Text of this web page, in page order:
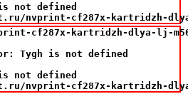
not defined
nvprint-cf287x-kartridzh-
kartridzh-dlya-lj-m506dn-
Tygh is not defined
not defined
nvprint-cf287x-kartridzh-